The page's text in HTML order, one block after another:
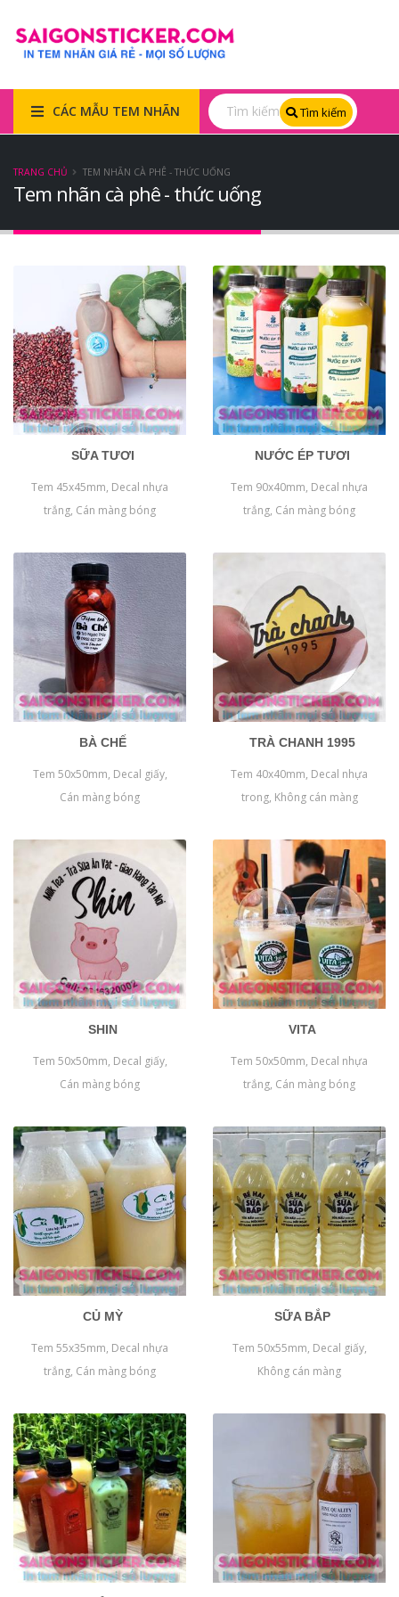
CÁC MẪU TEM NHÃN Tìm kiếm
Tem nhãn cà phê - thức uống
TRANG CHỦ TEM NHÃN CÀ PHÊ - THỨC UỐNG
SỮA TƯƠI
Tem 45x45mm, Decal nhựa
trắng, Cán màng bóng
NƯỚC ÉP TƯƠI
Tem 90x40mm, Decal nhựa
trắng, Cán màng bóng
BÀ CHẾ
Tem 50x50mm, Decal giấy,
Cán màng bóng
TRÀ CHANH 1995
Tem 40x40mm, Decal nhựa
trong, Không cán màng
SHIN
Tem 50x50mm, Decal giấy,
Cán màng bóng
VITA
Tem 50x50mm, Decal nhựa
trắng, Cán màng bóng
CỦ MỲ
Tem 55x35mm, Decal nhựa
trắng, Cán màng bóng
SỮA BẮP
Tem 50x55mm, Decal giấy,
Không cán màng